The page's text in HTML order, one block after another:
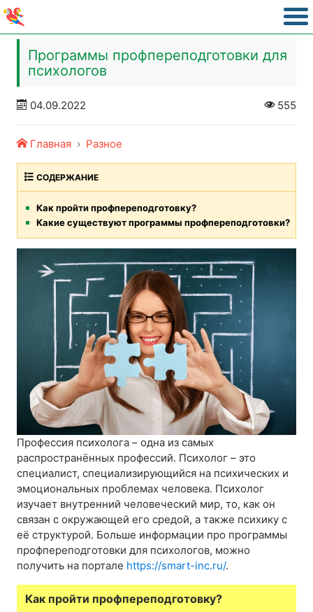
Программы профпереподготовки для
психологов
04.09.2022 555
Главная Разное
СОДЕРЖАНИЕ
Как пройти профпереподготовку?
Какие существуют программы профпереподготовки?
Профессия психолога – одна из самых
распространённых профессий. Психолог – это
специалист, специализирующийся на психических и
эмоциональных проблемах человека. Психолог
изучает внутренний человеческий мир, то, как он
связан с окружающей его средой, а также психику с
её структурой. Больше информации про программы
профпереподготовки для психологов, можно
получить на портале https://smart-inc.ru/.
Как пройти профпереподготовку?